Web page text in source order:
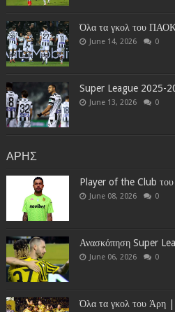
Όλα τα γκολ του
June 14, 2026 0
Super League
June 13, 2026 0
ΑΡΗΣ
Player of the Club του
June 08, 2026 0
Ανασκόπηση Super
June 06, 2026 0
Όλα τα γκολ του Άρη